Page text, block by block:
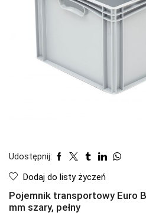
Udostępnij:
Dodaj do listy życzeń
Pojemnik transportowy Euro
mm szary, pełny